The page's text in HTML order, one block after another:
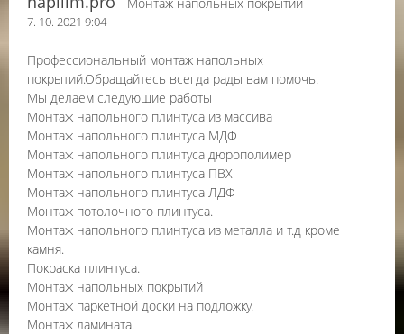
7. 10. 2021 9:04
Профессиональный монтаж напольных
покрытий.Обращайтесь всегда рады вам помочь.
Мы делаем следующие работы
Монтаж напольного плинтуса из массива
Монтаж напольного плинтуса МДФ
Монтаж напольного плинтуса дюрополимер
Монтаж напольного плинтуса ПВХ
Монтаж напольного плинтуса ЛДФ
Монтаж потолочного плинтуса.
Монтаж напольного плинтуса из металла и т.д кроме
камня.
Покраска плинтуса.
Монтаж напольных покрытий
Монтаж паркетной доски на подложку.
Монтаж ламината.